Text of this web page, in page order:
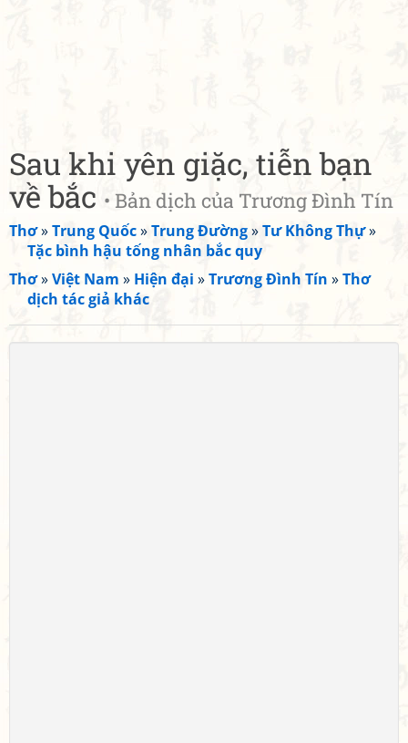
Sau khi yên giặc, tiễn bạn
về bắc • Bản dịch của Trương Đình Tín
Thơ»Trung Quốc»Trung Đường»Tư Không Thự»
Tặc bình hậu tống nhân bắc quy
Thơ»Việt Nam » Hiện đại »Trương Đình Tín »Thơ
dịch tác giả khác